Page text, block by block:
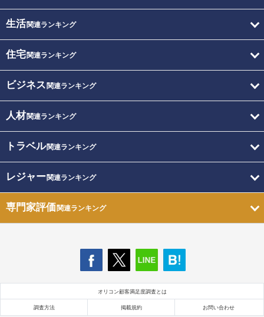
生活関連ランキング
住宅関連ランキング
ビジネス 関連ランキング
人材関連ランキング
トラベル関連ランキング
レジャー関連ランキング
専門家評価関連ランキング
オリコン顧客満足度調査とは
調査方法 掲載規約 お問い合わせ